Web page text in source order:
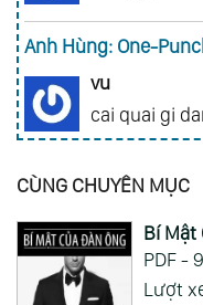
Anh Hùng: One-
vu
cai quai gi
Đảo Hải Tặc - One
Nhớ quá
xem được
đọc sướng
CÙNG CHUYÊN MỤC
Bí Mật
PDF -
Lượt